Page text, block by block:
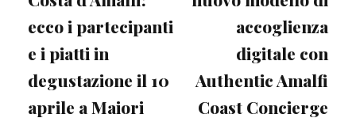
ecco i partecipanti
e i piatti in
degustazione il 10
aprile a Maiori
accoglienza
digitale con
Authentic Amalfi
Coast Concierge